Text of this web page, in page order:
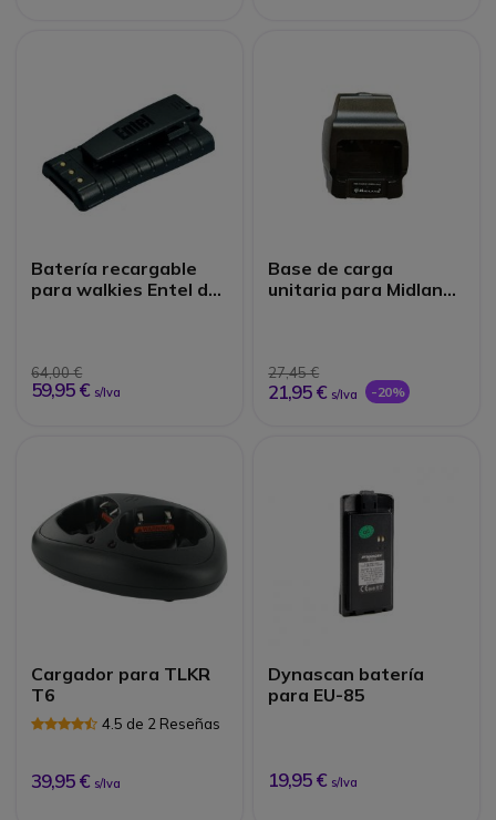
Batería recargable
para walkies Entel de
64,00 €
59,95 € s/Iva
Base de carga
unitaria para Midland
27,45 €
21,95 € s/Iva -20%
Cargador para TLKR
T6
4.5 de 2 Reseñas
39,95 € s/Iva
Dynascan batería
para EU-85
19,95 € s/Iva